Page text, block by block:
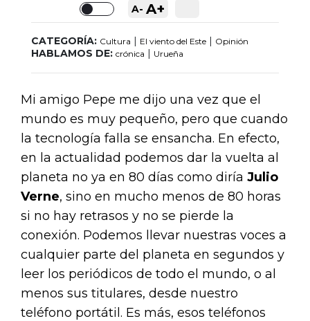
Toggle
A- A+
CATEGORÍA: Cultura | El viento del Este | Opinión
HABLAMOS DE: crónica | Urueña
Mi amigo Pepe me dijo una vez que el
mundo es muy pequeño, pero que cuando
la tecnología falla se ensancha. En efecto,
en la actualidad podemos dar la vuelta al
planeta no ya en 80 días como diría Julio
Verne, sino en mucho menos de 80 horas
si no hay retrasos y no se pierde la
conexión. Podemos llevar nuestras voces a
cualquier parte del planeta en segundos y
leer los periódicos de todo el mundo, o al
menos sus titulares, desde nuestro
teléfono portátil. Es más, esos teléfonos